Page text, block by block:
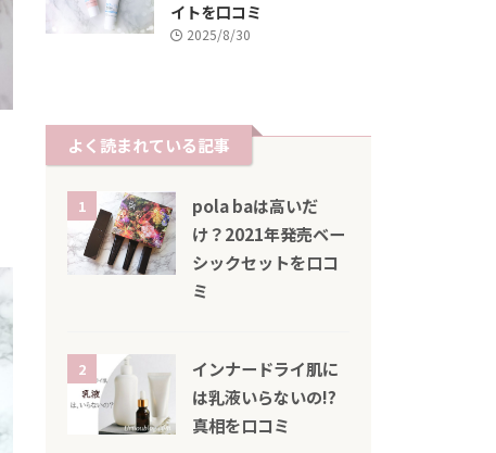
イトを口コミ
2025/8/30
よく読まれている記事
1
pola baは高いだ
け？2021年発売ベー
シックセットを口コ
ミ
2
インナードライ肌に
は乳液いらないの!?
真相を口コミ